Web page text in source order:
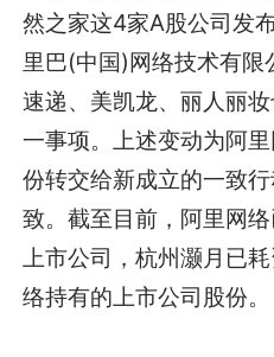
然之家这4家A股公司发
里巴(中国)网络技术有限
速递、美凯龙、丽人丽
一事项。上述变动为阿
份转交给新成立的一致
致。截至目前，阿里网
上市公司，杭州灏月已
络持有的上市公司股份。